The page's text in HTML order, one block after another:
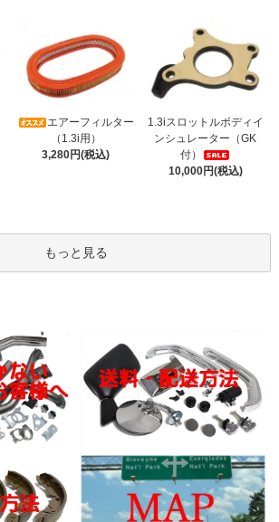
エアーフィルター
（1.3i用）
3,280円(税込)
1.3iスロットルボディイ
ンシュレーター（GK
付）
10,000円(税込)
もっと見る